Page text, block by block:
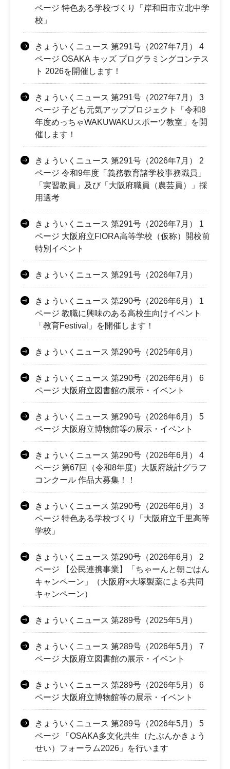
ページ 特色ある学校づくり「岸和田市立北中学
校」
きょういくニュース 第291号（2027年7月） 4
ページ OSAKA キッズ プログラミングコンテス
ト 2026を開催します！
きょういくニュース 第291号（2027年7月） 3
ページ 子ども元気アッププロジェクト「令和8
年度めっちゃWAKUWAKUスポーツ教室」を開
催します！
きょういくニュース 第291号（2026年7月） 2
ページ 令和9年度「義務教育諸学校事務職員」
「実習教員」及び「大阪府職員（農芸員）」採
用選考
きょういくニュース 第291号（2026年7月） 1
ページ 大阪府立FIORA高等学校（仮称）開校前
特別イベント
きょういくニュース 第291号（2026年7月）
きょういくニュース 第290号（2026年6月） 1
ページ 教職に興味のある高校生向けイベント
「教育Festival」を開催します！
きょういくニュース 第290号（2025年6月）
きょういくニュース 第290号（2026年6月） 6
ページ 大阪府立図書館の展示・イベント
きょういくニュース 第290号（2026年6月） 5
ページ 大阪府立博物館等の展示・イベント
きょういくニュース 第290号（2026年6月） 4
ページ 第67回（令和8年度）大阪府統計グラフ
コンクール 作品大募集！！
きょういくニュース 第290号（2026年6月） 3
ページ 特色ある学校づくり「大阪府立千里高等
学校」
きょういくニュース 第290号（2026年6月） 2
ページ 【公民連携事業】「ちゃーんと朝ごはん
キャンペーン」（大阪府×大塚製薬による共同
キャンペーン）
きょういくニュース 第289号（2025年5月）
きょういくニュース 第289号（2026年5月） 7
ページ 大阪府立図書館の展示・イベント
きょういくニュース 第289号（2026年5月） 6
ページ 大阪府立博物館等の展示・イベント
きょういくニュース 第289号（2026年5月） 5
ページ 「OSAKA多文化共生（たぶんかきょう
せい）フォーラム2026」を行います